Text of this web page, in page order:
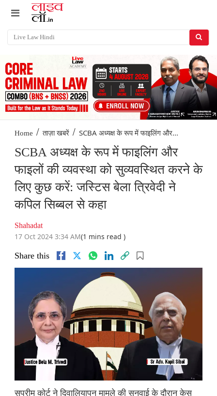
Home / ताज़ा खबरें / SCBA अध्यक्ष के रूप में फाइलिंग और...
SCBA अध्यक्ष के रूप में फाइलिंग और
फाइलों की व्यवस्था को सुव्यवस्थित करने के
लिए कुछ करें: जस्टिस बेला त्रिवेदी ने
कपिल सिब्बल से कहा
Shahadat
17 Oct 2024 3:34 AM(1 mins read )
Share this
सुप्रीम कोर्ट ने दिवालियापन मामले की सुनवाई के दौरान केस